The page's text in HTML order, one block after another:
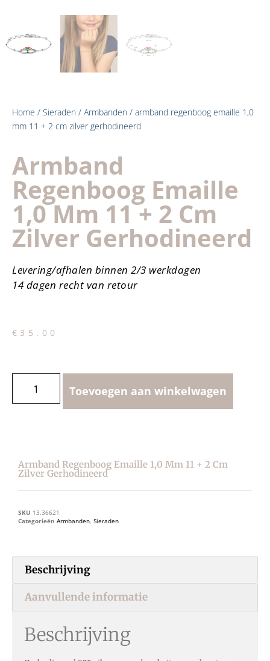
Home / Sieraden / Armbanden / armband regenboog emaille 1,0
mm 11 + 2 cm zilver gerhodineerd
Armband
Regenboog Emaille
1,0 Mm 11 + 2 Cm
Zilver Gerhodineerd
Levering/afhalen binnen 2/3 werkdagen
14 dagen recht van retour
€ 35.00
Toevoegen aan winkelwagen
Armband Regenboog Emaille 1,0 Mm 11 + 2 Cm
Zilver Gerhodineerd
SKU 13.36621
Categorieën Armbanden, Sieraden
Beschrijving
Aanvullende informatie
Beschrijving